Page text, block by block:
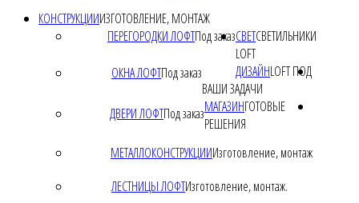
КОНСТРУКЦИИИЗГОТОВЛЕНИЕ, МОНТАЖ
ПЕРЕГОРОДКИ ЛОФТПод заказ
ОКНА ЛОФТПод заказ
ДВЕРИ ЛОФТПод заказ
МЕТАЛЛОКОНСТРУКЦИИИзготовление, монтаж
ЛЕСТНИЦЫ ЛОФТИзготовление, монтаж.
СВЕТСВЕТИЛЬНИКИ
LOFT
ДИЗАЙНLOFT ПОД
ВАШИ ЗАДАЧИ
МАГАЗИНГОТОВЫЕ
РЕШЕНИЯ